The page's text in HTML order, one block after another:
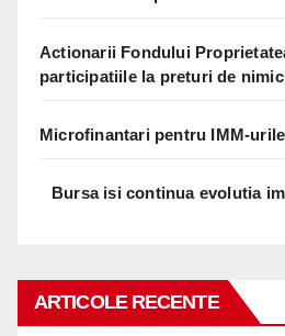
Actionarii Fondului
participatiile la preturi de nimic
Microfinantari pentru IMM-
Bursa isi continua evolutia
ARTICOLE RECENTE